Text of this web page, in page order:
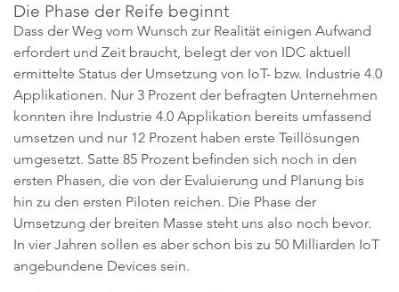
Die Phase der Reife beginnt
Dass der Weg vom Wunsch zur Realität einigen Aufwand
erfordert und Zeit braucht, belegt der von IDC aktuell
ermittelte Status der Umsetzung von IoT- bzw. Industrie 4.0
Applikationen. Nur 3 Prozent der befragten Unternehmen
konnten ihre Industrie 4.0 Applikation bereits umfassend
umsetzen und nur 12 Prozent haben erste Teillösungen
umgesetzt. Satte 85 Prozent befinden sich noch in den
ersten Phasen, die von der Evaluierung und Planung bis
hin zu den ersten Piloten reichen. Die Phase der
Umsetzung der breiten Masse steht uns also noch bevor.
In vier Jahren sollen es aber schon bis zu 50 Milliarden IoT
angebundene Devices sein.